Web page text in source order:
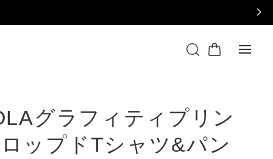
グラフィティプリン
ップドTシャツ&パン